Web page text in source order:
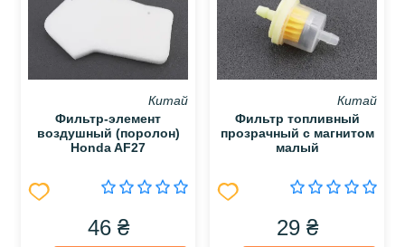
Китай
Фильтр-элемент
воздушный (поролон)
Honda AF27
46 ₴
Китай
Фильтр топливный
прозрачный с магнитом
малый
29 ₴